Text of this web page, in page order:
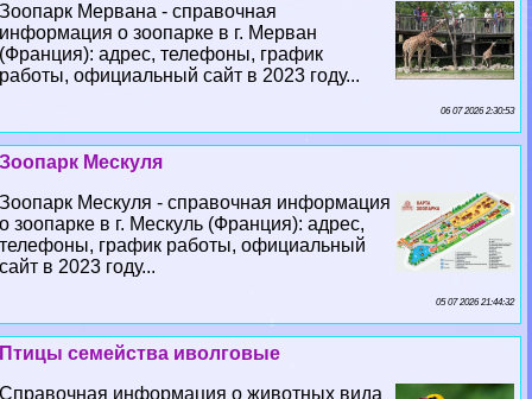
Зоопарк Мервана - справочная
информация о зоопарке в г. Мерван
(Франция): адрес, телефоны, график
работы, официальный сайт в 2023 году...
06 07 2026 2:30:53
Зоопарк Мескуля
Зоопарк Мескуля - справочная информация
о зоопарке в г. Мескуль (Франция): адрес,
телефоны, график работы, официальный
сайт в 2023 году...
05 07 2026 21:44:32
Птицы семейства иволговые
Справочная информация о животных вида